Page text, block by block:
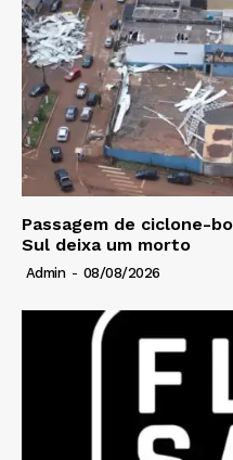
Passagem de ciclone-
Sul deixa um morto
Admin - 08/08/2026